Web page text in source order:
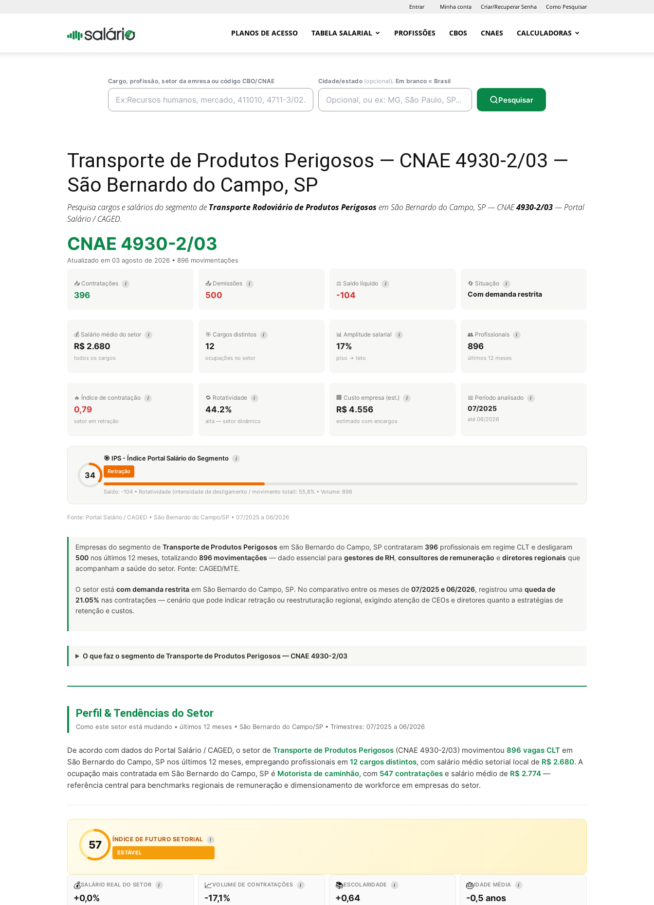
Entrar Minha conta Criar/Recuperar Senha Como Pesquisar
Portal PLANOS DE ACESSO TABELA SALARIAL PROFISSÕES CBOS CNAES CALCULADORAS
Cargo, profissão, setor da emresa ou código CBO/CNAE Cidade/estado (opcional). Em branco = Brasil
Pesquisar
Transporte de Produtos Perigosos — CNAE 4930-2/03 —
São Bernardo do Campo, SP
Pesquisa cargos e salários do segmento de Transporte Rodoviário de Produtos Perigosos em São Bernardo do Campo, SP — CNAE4930-2/03— Portal
Salário / CAGED.
CNAE 4930-2/03
Atualizado em 03 agosto de 2026 • 896 movimentações
📥 Contratações i
396
📤 Demissões i
500
⚖️ Saldo líquido i
-104
🔄 Situação i
Com demanda restrita
💰 Salário médio do setor i
R$ 2.680
todos os cargos
🎯 Cargos distintos i
12
ocupações no setor
📊 Amplitude salarial i
17%
piso → teto
👥 Profissionais i
896
últimos 12 meses
🔥 Índice de contratação i
0,79
setor em retração
🔁 Rotatividade i
44.2%
alta — setor dinâmico
🏢 Custo empresa (est.) i
R$ 4.556
estimado com encargos
📅 Período analisado i
07/2025
até 06/2026
34
🎯 IPS - Índice Portal Salário do Segmento i
Retração
Saldo: -104 • Rotatividade (intensidade de desligamento / movimento total): 55,8% • Volume: 896
Fonte: Portal Salário / CAGED • São Bernardo do Campo/SP • 07/2025 a 06/2026
Empresas do segmento de Transporte de Produtos Perigosos em São Bernardo do Campo, SP contrataram 396 profissionais em regime CLT e desligaram
500 nos últimos 12 meses, totalizando 896 movimentações — dado essencial para gestores de RH, consultores de remuneração e diretores regionais que
acompanham a saúde do setor. Fonte: CAGED/MTE.
O setor está com demanda restrita em São Bernardo do Campo, SP. No comparativo entre os meses de 07/2025 e 06/2026, registrou uma queda de
21.05% nas contratações — cenário que pode indicar retração ou reestruturação regional, exigindo atenção de CEOs e diretores quanto a estratégias de
retenção e custos.
O que faz o segmento de Transporte de Produtos Perigosos — CNAE 4930-2/03
Perfil & Tendências do Setor
Como este setor está mudando • últimos 12 meses • São Bernardo do Campo/SP • Trimestres: 07/2025 a 06/2026
De acordo com dados do Portal Salário / CAGED, o setor de Transporte de Produtos Perigosos (CNAE 4930-2/03) movimentou 896 vagas CLT em
São Bernardo do Campo, SP nos últimos 12 meses, empregando profissionais em 12 cargos distintos, com salário médio setorial local de R$ 2.680. A
ocupação mais contratada em São Bernardo do Campo, SP é Motorista de caminhão, com 547 contratações e salário médio de R$ 2.774 —
referência central para benchmarks regionais de remuneração e dimensionamento de workforce em empresas do setor.
57 ÍNDICE DE FUTURO SETORIAL I
ESTÁVEL
💰SALÁRIO REAL DO SETOR I
+0,0%
📈VOLUME DE CONTRATAÇÕES I
-17,1%
📚ESCOLARIDADE I
+0,64
🎂IDADE MÉDIA I
-0,5 anos